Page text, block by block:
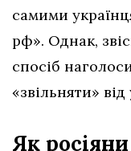
самими
рф». Однак,
спосіб
«звільняти»
Як